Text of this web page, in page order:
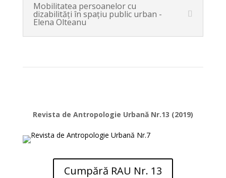
Mobilitatea persoanelor cu
dizabilităţi în spaţiu public urban -
Elena Olteanu
Revista de Antropologie Urbană Nr.13 (2019)
Cumpără RAU Nr. 13